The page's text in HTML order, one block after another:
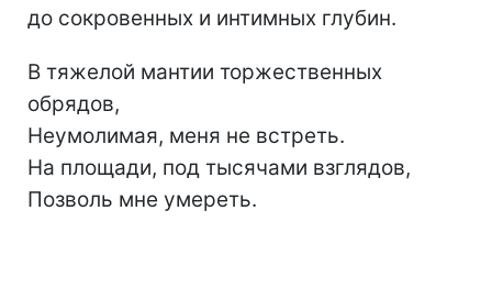
до сокровенных и интимных глубин.
В тяжелой мантии торжественных
обрядов,
Неумолимая, меня не встреть.
На площади, под тысячами взглядов,
Позволь мне умереть.